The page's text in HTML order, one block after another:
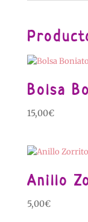
Bolsa
15,00€
Anillo
5,00€